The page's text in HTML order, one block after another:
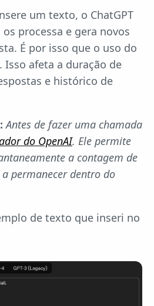
um texto, o ChatGPT
processa e gera novos
É por isso que o uso do
afeta a duração de
e histórico de
Antes de fazer uma chamada
do OpenAI. Ele permite
a contagem de
permanecer dentro do
de texto que inseri no